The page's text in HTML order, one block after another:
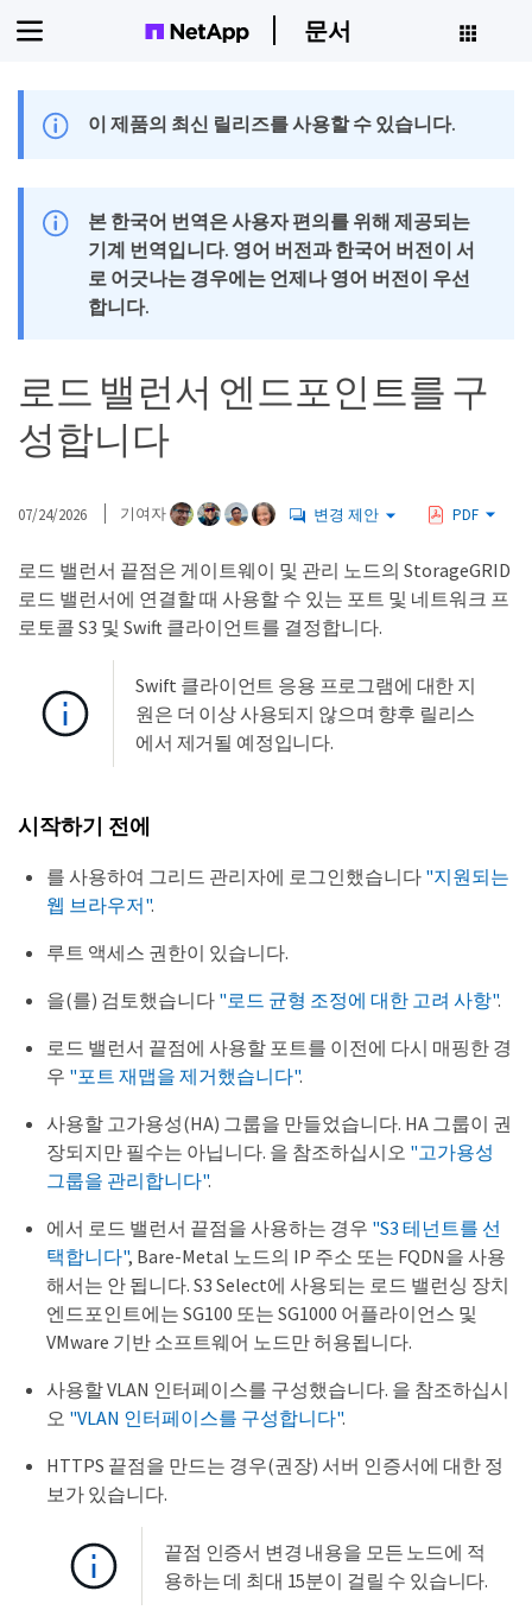
문서
이 제품의 최신 릴리즈를 사용할 수 있습니다.
본 한국어 번역은 사용자 편의를 위해 제공되는
기계 번역입니다. 영어 버전과 한국어 버전이 서
로 어긋나는 경우에는 언제나 영어 버전이 우선
합니다.
로드 밸런서 엔드포인트를 구
성합니다
07/24/2026 기여자 변경 제안 PDF
로드 밸런서 끝점은 게이트웨이 및 관리 노드의 StorageGRID
로드 밸런서에 연결할 때 사용할 수 있는 포트 및 네트워크 프
로토콜 S3 및 Swift 클라이언트를 결정합니다.
Swift 클라이언트 응용 프로그램에 대한 지
원은 더 이상 사용되지 않으며 향후 릴리스
에서 제거될 예정입니다.
시작하기 전에
를 사용하여 그리드 관리자에 로그인했습니다 "지원되는
웹 브라우저".
루트 액세스 권한이 있습니다.
을(를) 검토했습니다 "로드 균형 조정에 대한 고려 사항".
로드 밸런서 끝점에 사용할 포트를 이전에 다시 매핑한 경
우 "포트 재맵을 제거했습니다".
사용할 고가용성(HA) 그룹을 만들었습니다. HA 그룹이 권
장되지만 필수는 아닙니다. 을 참조하십시오 "고가용성
그룹을 관리합니다".
에서 로드 밸런서 끝점을 사용하는 경우 "S3 테넌트를 선
택합니다", Bare-Metal 노드의 IP 주소 또는 FQDN을 사용
해서는 안 됩니다. S3 Select에 사용되는 로드 밸런싱 장치
엔드포인트에는 SG100 또는 SG1000 어플라이언스 및
VMware 기반 소프트웨어 노드만 허용됩니다.
사용할 VLAN 인터페이스를 구성했습니다. 을 참조하십시
오 "VLAN 인터페이스를 구성합니다".
HTTPS 끝점을 만드는 경우(권장) 서버 인증서에 대한 정
보가 있습니다.
끝점 인증서 변경 내용을 모든 노드에 적
용하는 데 최대 15분이 걸릴 수 있습니다.